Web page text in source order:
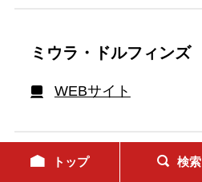
トップ 検索
ミウラ・ドルフィンズ
WEBサイト